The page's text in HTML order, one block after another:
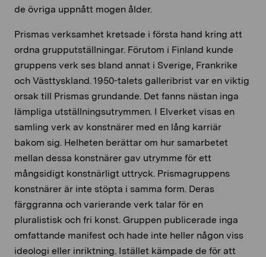
de övriga uppnått mogen ålder.
Prismas verksamhet kretsade i första hand kring att
ordna grupputställningar. Förutom i Finland kunde
gruppens verk ses bland annat i Sverige, Frankrike
och Västtyskland. 1950-talets galleribrist var en viktig
orsak till Prismas grundande. Det fanns nästan inga
lämpliga utställningsutrymmen. I Elverket visas en
samling verk av konstnärer med en lång karriär
bakom sig. Helheten berättar om hur samarbetet
mellan dessa konstnärer gav utrymme för ett
mångsidigt konstnärligt uttryck. Prismagruppens
konstnärer är inte stöpta i samma form. Deras
färggranna och varierande verk talar för en
pluralistisk och fri konst. Gruppen publicerade inga
omfattande manifest och hade inte heller någon viss
ideologi eller inriktning. Istället kämpade de för att